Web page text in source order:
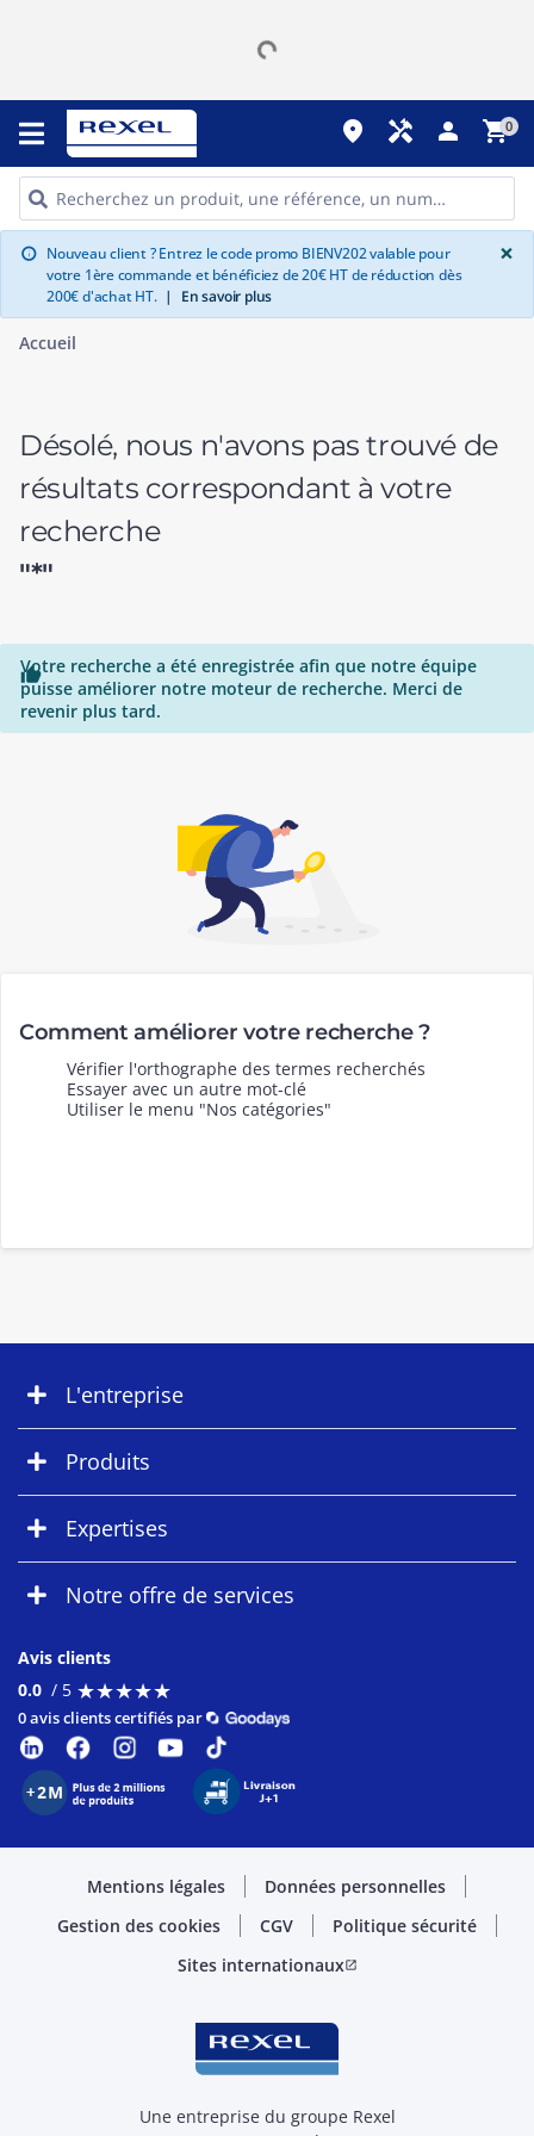
place handyman person shopping_cart0
info Nouveau client ? Entrez le code promo BIENV202 valable pour
votre 1ère commande et bénéficiez de 20€ HT de réduction dès
200€ d'achat HT. | En savoir plus
×
Accueil
Désolé, nous n'avons pas trouvé de
résultats correspondant à votre
recherche
"*"

Votre recherche a été enregistrée afin que notre équipe
puisse améliorer notre moteur de recherche. Merci de
revenir plus tard.
Comment améliorer votre recherche ?
Vérifier l'orthographe des termes recherchés
Essayer avec un autre mot-clé
Utiliser le menu "Nos catégories"
L'entreprise
Produits
Expertises
Notre offre de services
Avis clients
0.0 / 5 ★★★★★
★★★★★
0 avis clients certifiés par
Mentions légales
Données personnelles
Gestion des cookies
CGV
Politique sécurité
Sites internationauxopen_in_new
Une entreprise du groupe Rexel